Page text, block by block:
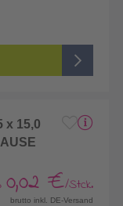
x 15,0
0,02 €/Stck.
brutto inkl. DE-Versand